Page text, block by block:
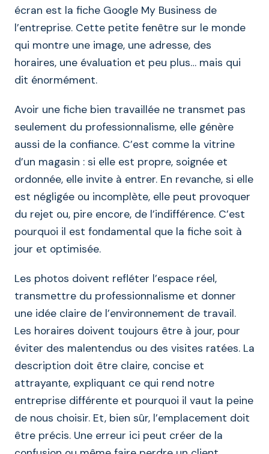
écran est la fiche Google My Business de
l’entreprise. Cette petite fenêtre sur le monde
qui montre une image, une adresse, des
horaires, une évaluation et peu plus… mais qui
dit énormément.
Avoir une fiche bien travaillée ne transmet pas
seulement du professionnalisme, elle génère
aussi de la confiance. C’est comme la vitrine
d’un magasin : si elle est propre, soignée et
ordonnée, elle invite à entrer. En revanche, si elle
est négligée ou incomplète, elle peut provoquer
du rejet ou, pire encore, de l’indifférence. C’est
pourquoi il est fondamental que la fiche soit à
jour et optimisée.
Les photos doivent refléter l’espace réel,
transmettre du professionnalisme et donner
une idée claire de l’environnement de travail.
Les horaires doivent toujours être à jour, pour
éviter des malentendus ou des visites ratées. La
description doit être claire, concise et
attrayante, expliquant ce qui rend notre
entreprise différente et pourquoi il vaut la peine
de nous choisir. Et, bien sûr, l’emplacement doit
être précis. Une erreur ici peut créer de la